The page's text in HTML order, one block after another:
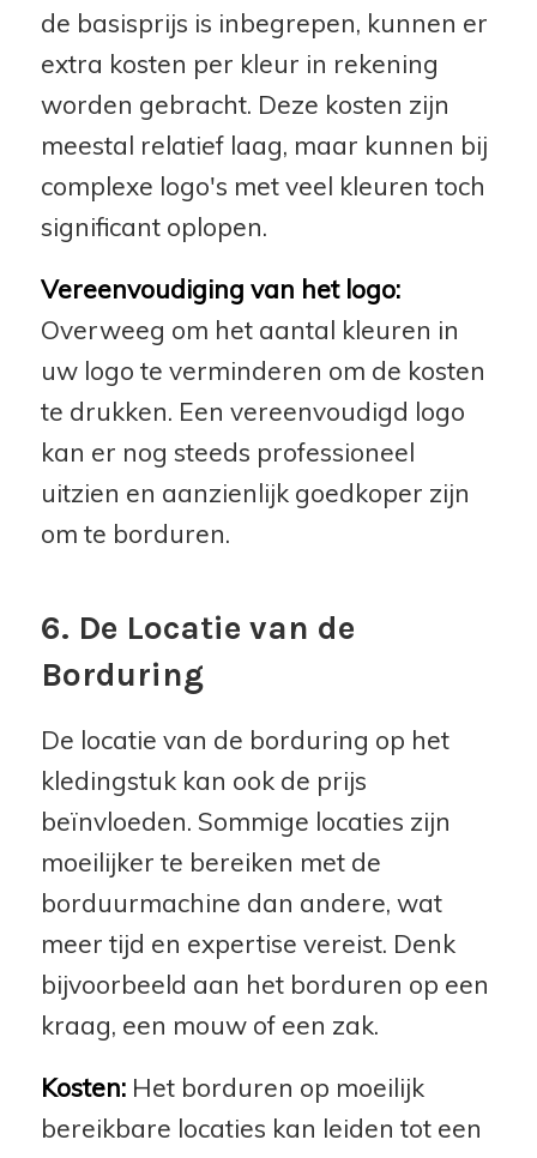
de basisprijs is inbegrepen, kunnen er
extra kosten per kleur in rekening
worden gebracht. Deze kosten zijn
meestal relatief laag, maar kunnen bij
complexe logo's met veel kleuren toch
significant oplopen.
Vereenvoudiging van het logo:
Overweeg om het aantal kleuren in
uw logo te verminderen om de kosten
te drukken. Een vereenvoudigd logo
kan er nog steeds professioneel
uitzien en aanzienlijk goedkoper zijn
om te borduren.
6. De Locatie van de
Borduring
De locatie van de borduring op het
kledingstuk kan ook de prijs
beïnvloeden. Sommige locaties zijn
moeilijker te bereiken met de
borduurmachine dan andere, wat
meer tijd en expertise vereist. Denk
bijvoorbeeld aan het borduren op een
kraag, een mouw of een zak.
Kosten:Het borduren op moeilijk
bereikbare locaties kan leiden tot een